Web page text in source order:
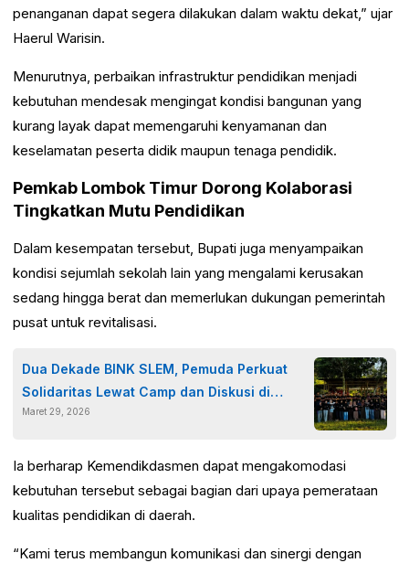
penanganan dapat segera dilakukan dalam waktu dekat,” ujar
Haerul Warisin.
Menurutnya, perbaikan infrastruktur pendidikan menjadi
kebutuhan mendesak mengingat kondisi bangunan yang
kurang layak dapat memengaruhi kenyamanan dan
keselamatan peserta didik maupun tenaga pendidik.
Pemkab Lombok Timur Dorong Kolaborasi
Tingkatkan Mutu Pendidikan
Dalam kesempatan tersebut, Bupati juga menyampaikan
kondisi sejumlah sekolah lain yang mengalami kerusakan
sedang hingga berat dan memerlukan dukungan pemerintah
pusat untuk revitalisasi.
Dua Dekade BINK SLEM, Pemuda Perkuat
Solidaritas Lewat Camp dan Diskusi di
Samalas
Maret 29, 2026
Ia berharap Kemendikdasmen dapat mengakomodasi
kebutuhan tersebut sebagai bagian dari upaya pemerataan
kualitas pendidikan di daerah.
“Kami terus membangun komunikasi dan sinergi dengan